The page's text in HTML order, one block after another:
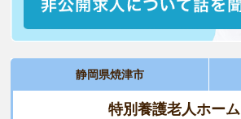
静岡県焼津市
特別養護老人ホーム